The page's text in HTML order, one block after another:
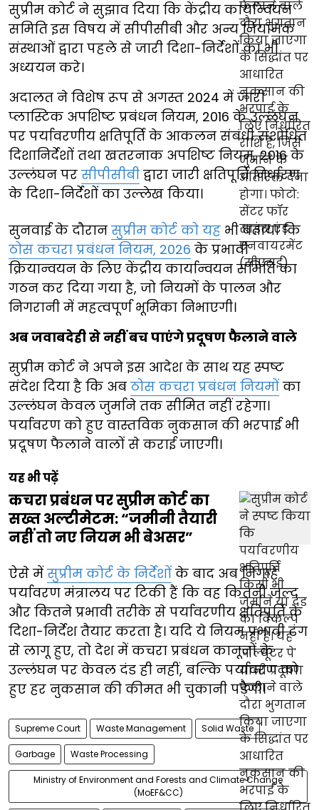
सुप्रीम कोर्ट ने सुझाव दिया कि केंद्रीय कार्यान्वयन
समिति इस विषय में सीपीसीबी और अन्य नियामक
संस्थाओं द्वारा पहले से जारी दिशा-निर्देशों का भी
अध्ययन करे।
अदालत ने विशेष रूप से अगस्त 2024 में जारी
प्लास्टिक अपशिष्ट प्रबंधन नियम, 2016 के उल्लंघन
पर पर्यावरणीय क्षतिपूर्ति के आकलन संबंधी संशोधित
दिशानिर्देशों तथा खतरनाक अपशिष्ट नियम, 2016 के
उल्लंघन पर सीपीसीबी द्वारा जारी क्षतिपूर्ति निर्धारण
के दिशा-निर्देशों का उल्लेख किया।
सुनवाई के दौरान सुप्रीम कोर्ट को यह भी बताया कि
ठोस कचरा प्रबंधन नियम, 2026 के प्रभावी
क्रियान्वयन के लिए केंद्रीय कार्यान्वयन समिति का
गठन कर दिया गया है, जो नियमों के पालन और
निगरानी में महत्वपूर्ण भूमिका निभाएगी।
अब जवाबदेही से नहीं बच पाएंगे प्रदूषण फैलाने वाले
सुप्रीम कोर्ट ने अपने इस आदेश के साथ यह स्पष्ट
संदेश दिया है कि अब ठोस कचरा प्रबंधन नियमों का
उल्लंघन केवल जुर्माने तक सीमित नहीं रहेगा।
पर्यावरण को हुए वास्तविक नुकसान की भरपाई भी
प्रदूषण फैलाने वालों से कराई जाएगी।
यह भी पढ़ें
कचरा प्रबंधन पर सुप्रीम कोर्ट का
सख्त अल्टीमेटम: “जमीनी तैयारी
नहीं तो नए नियम भी बेअसर”
ऐसे में सुप्रीम कोर्ट के निर्देशों के बाद अब निगाहें
पर्यावरण मंत्रालय पर टिकी हैं कि वह कितनी जल्द
और कितने प्रभावी तरीके से पर्यावरणीय क्षतिपूर्ति के
दिशा-निर्देश तैयार करता है। यदि ये नियम प्रभावी ढंग
से लागू हुए, तो देश में कचरा प्रबंधन कानूनों के
उल्लंघन पर केवल दंड ही नहीं, बल्कि पर्यावरण को
हुए हर नुकसान की कीमत भी चुकानी पड़ेगी।
Supreme Court Waste Management Solid Waste
Garbage Waste Processing
Ministry of Environment and Forests and Climate Change
(MoEF&CC)